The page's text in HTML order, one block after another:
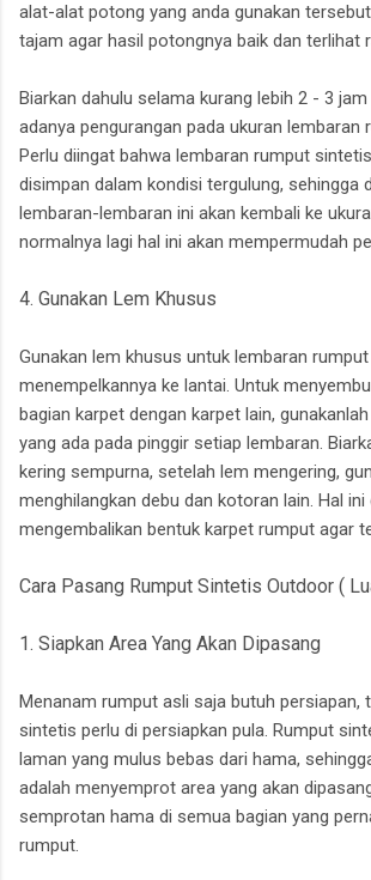
alat-alat potong yang anda gunakan
tajam agar hasil potongnya baik dan terlihat
Biarkan dahulu selama kurang lebih 2 - 3
adanya pengurangan pada ukuran lembaran
Perlu diingat bahwa lembaran rumput
disimpan dalam kondisi tergulung, sehingga
lembaran-lembaran ini akan kembali ke
normalnya lagi hal ini akan mempermudah
4. Gunakan Lem Khusus
Gunakan lem khusus untuk lembaran
menempelkannya ke lantai. Untuk
bagian karpet dengan karpet lain,
yang ada pada pinggir setiap lembaran.
kering sempurna, setelah lem mengering,
menghilangkan debu dan kotoran lain. Hal ini
mengembalikan bentuk karpet rumput agar
Cara Pasang Rumput Sintetis Outdoor (
1. Siapkan Area Yang Akan Dipasang
Menanam rumput asli saja butuh persiapan,
sintetis perlu di persiapkan pula. Rumput
laman yang mulus bebas dari hama,
adalah menyemprot area yang akan
semprotan hama di semua bagian yang
rumput.